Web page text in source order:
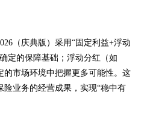
（庆典版）采用“固定利益+浮动
定的保障基础；浮动分红（如
市场环境中把握更多可能性。这
业务的经营成果，实现“稳中有